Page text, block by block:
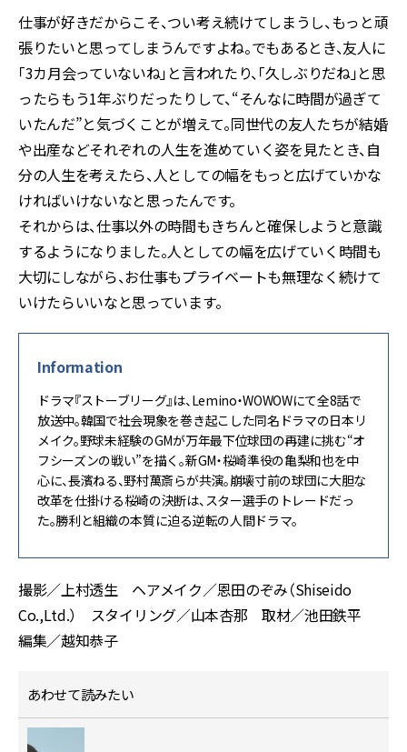
仕事が好きだからこそ、つい考え続けてしまうし、もっと頑
張りたいと思ってしまうんですよね。でもあるとき、友人に
「3カ月会っていないね」と言われたり、「久しぶりだね」と思
ったらもう1年ぶりだったりして、“そんなに時間が過ぎて
いたんだ”と気づくことが増えて。同世代の友人たちが結婚
や出産などそれぞれの人生を進めていく姿を見たとき、自
分の人生を考えたら、人としての幅をもっと広げていかな
ければいけないなと思ったんです。
それからは、仕事以外の時間もきちんと確保しようと意識
するようになりました。人としての幅を広げていく時間も
大切にしながら、お仕事もプライベートも無理なく続けて
いけたらいいなと思っています。
Information
ドラマ『ストーブリーグ』は、Lemino・WOWOWにて全8話で
放送中。韓国で社会現象を巻き起こした同名ドラマの日本リ
メイク。野球未経験のGMが万年最下位球団の再建に挑む“オ
フシーズンの戦い”を描く。新GM・桜崎準役の亀梨和也を中
心に、長濱ねる、野村萬斎らが共演。崩壊寸前の球団に大胆な
改革を仕掛ける桜崎の決断は、スター選手のトレードだっ
た。勝利と組織の本質に迫る逆転の人間ドラマ。
撮影／上村透生 ヘアメイク／恩田のぞみ（Shiseido
Co.,Ltd.） スタイリング／山本杏那 取材／池田鉄平
編集／越知恭子
あわせて読みたい